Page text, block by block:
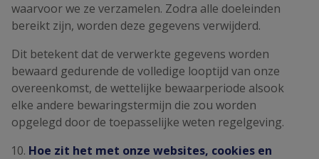
waarvoor we ze verzamelen. Zodra alle doeleinden
bereikt zijn, worden deze gegevens verwijderd.
Dit betekent dat de verwerkte gegevens worden
bewaard gedurende de volledige looptijd van onze
overeenkomst, de wettelijke bewaarperiode alsook
elke andere bewaringstermijn die zou worden
opgelegd door de toepasselijke weten regelgeving.
Hoe zit het met onze websites, cookies en